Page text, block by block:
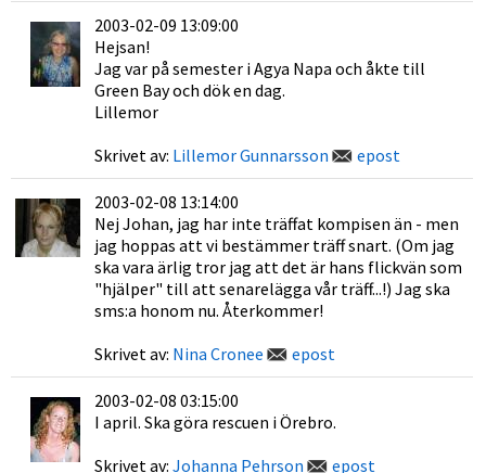
2003-02-09 13:09:00
Hejsan!
Jag var på semester i Agya Napa och åkte till
Green Bay och dök en dag.
Lillemor
Skrivet av: Lillemor Gunnarsson epost
2003-02-08 13:14:00
Nej Johan, jag har inte träffat kompisen än - men
jag hoppas att vi bestämmer träff snart. (Om jag
ska vara ärlig tror jag att det är hans flickvän som
"hjälper" till att senarelägga vår träff...!) Jag ska
sms:a honom nu. Återkommer!
Skrivet av: Nina Cronee epost
2003-02-08 03:15:00
I april. Ska göra rescuen i Örebro.
Skrivet av: Johanna Pehrson epost